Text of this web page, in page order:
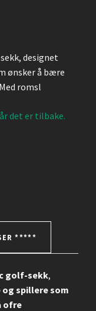
designet
ønsker å bære
romsl
det er tilbake.
*****
golf-sekk,
og spillere som
ofre